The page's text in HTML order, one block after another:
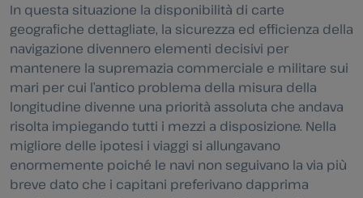
In questa situazione la disponibilità di carte
geografiche dettagliate, la sicurezza ed efficienza della
navigazione divennero elementi decisivi per
mantenere la supremazia commerciale e militare sui
mari per cui l’antico problema della misura della
longitudine divenne una priorità assoluta che andava
risolta impiegando tutti i mezzi a disposizione. Nella
migliore delle ipotesi i viaggi si allungavano
enormemente poiché le navi non seguivano la via più
breve dato che i capitani preferivano dapprima